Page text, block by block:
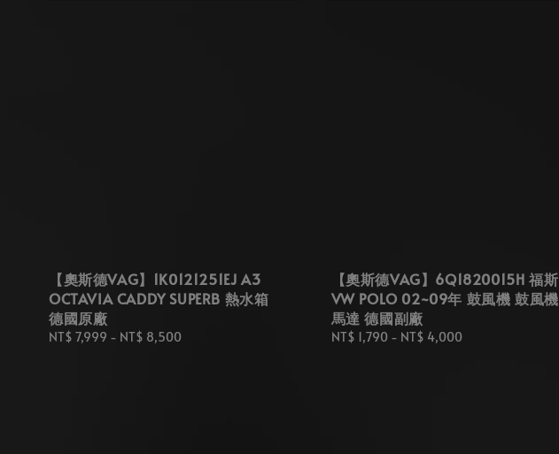
【奧斯德VAG】1K0121251EJ A3
OCTAVIA CADDY SUPERB 熱水箱
德國原廠
Regular
NT$ 7,999 - NT$ 8,500
【奧斯德VAG】6Q1820015H 福斯
VW POLO 02~09年 鼓風機 鼓風機
馬達 德國副廠
Regular
NT$ 1,790- NT$ 4,000